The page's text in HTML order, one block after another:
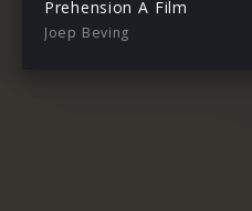
Prehension A Film
Joep Beving